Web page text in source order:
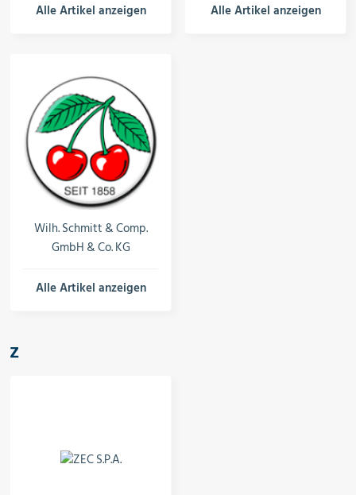
Alle Artikel anzeigen Alle Artikel anzeigen
Wilh. Schmitt & Comp.
GmbH & Co. KG
Alle Artikel anzeigen
Z